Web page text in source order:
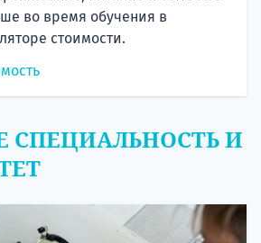
во время обучения в
стоимости.
СПЕЦИАЛЬНОСТЬ И